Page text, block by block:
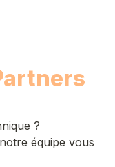
?
équipe vous